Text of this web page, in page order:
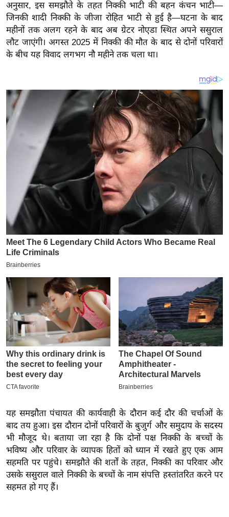
ब
ज
ट
खे
के
ट
P
क्रा
इ
म
ई
-
पे
प
र
मि
सा
ल
बे
सा
ल
श
ख्सि
य
त
अनुसार, इस समझौते के तहत निक्की भाटी की बहन कंचन भाटी—
जिनकी शादी निक्की के जीजा रोहित भाटी से हुई है—घटना के बाद
महीनों तक अलग रहने के बाद अब ग्रेटर नोएडा स्थित अपने ससुराल
लौट जाएंगी। अगस्त 2025 में निक्की की मौत के बाद से दोनों परिवारों
के बीच यह विवाद लगभग नौ महीने तक चला था।
यह समझौता पंचायत की कार्यवाही के दौरान कई दौर की चर्चाओं के
बाद तय हुआ। इस दौरान दोनों परिवारों के बुजुर्ग और समुदाय के सदस्य
भी मौजूद थे।बताया जा रहा है कि दोनों पक्ष निक्की के बच्चों के
भविष्य और परिवार के व्यापक हितों को ध्यान में रखते हुए एक आम
सहमति पर पहुंचे। समझौते की शर्तों के तहत, निक्की का परिवार और
उसके ससुराल वाले निक्की के बच्चों के नाम संपत्ति हस्तांतरित करने पर
सहमत हो गए हैं।